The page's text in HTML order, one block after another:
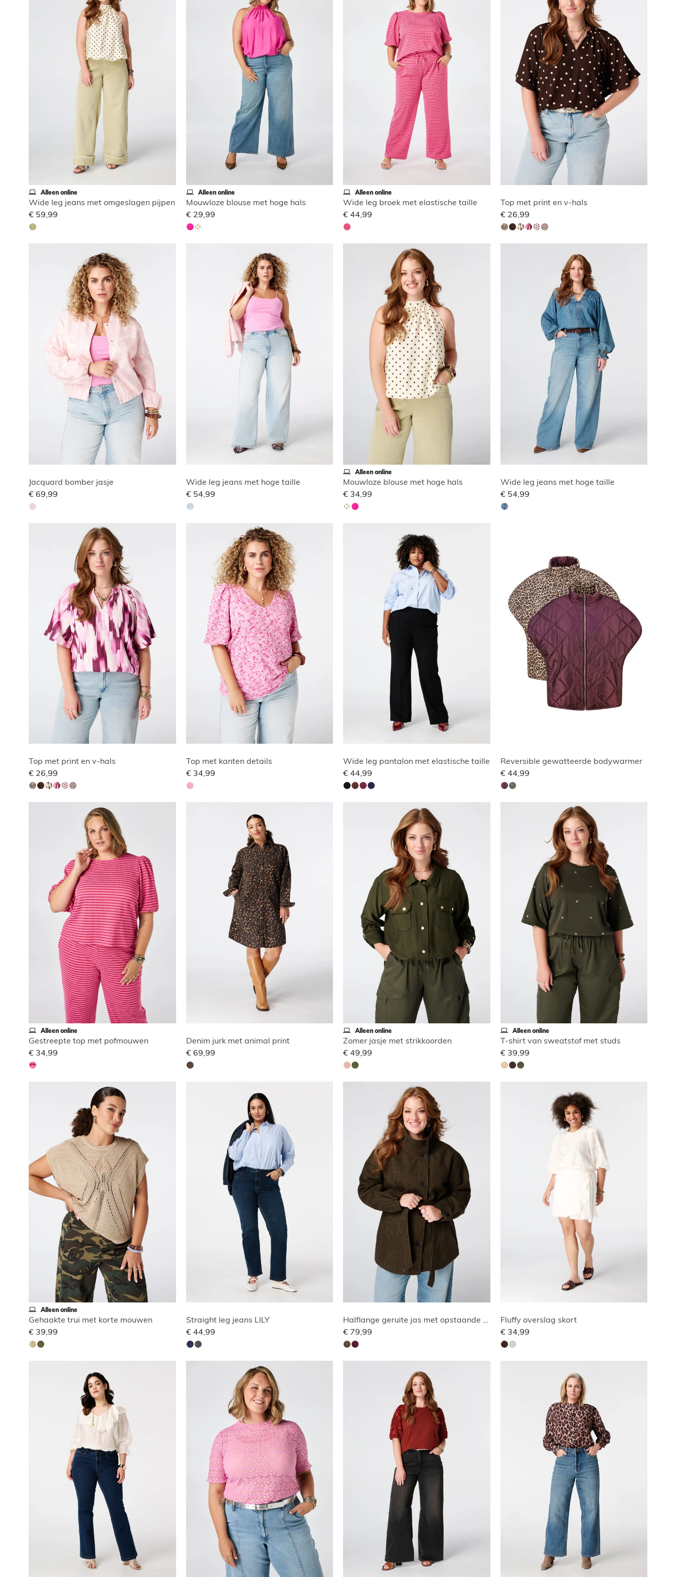
Alleen online
Wide leg jeans met omgeslagen pijpen
€ 59,99
Alleen online
Mouwloze blouse met hoge hals
€ 29,99
Alleen online
Wide leg broek met elastische taille
€ 44,99
Top met print en v-hals
€ 26,99
Jacquard bomber jasje
€ 69,99
Wide leg jeans met hoge taille
€ 54,99
Alleen online
Mouwloze blouse met hoge hals
€ 34,99
Wide leg jeans met hoge taille
€ 54,99
Top met print en v-hals
€ 26,99
Top met kanten details
€ 34,99
Wide leg pantalon met elastische taille
€ 44,99
Reversible gewatteerde bodywarmer
€ 44,99
Alleen online
Gestreepte top met pofmouwen
€ 34,99
Denim jurk met animal print
€ 69,99
Alleen online
Zomer jasje met strikkoorden
€ 49,99
Alleen online
T-shirt van sweatstof met studs
€ 39,99
Alleen online
Gehaakte trui met korte mouwen
€ 39,99
Straight leg jeans LILY
€ 44,99
Halflange geruite jas met opstaande kraag
€ 79,99
Fluffy overslag skort
€ 34,99